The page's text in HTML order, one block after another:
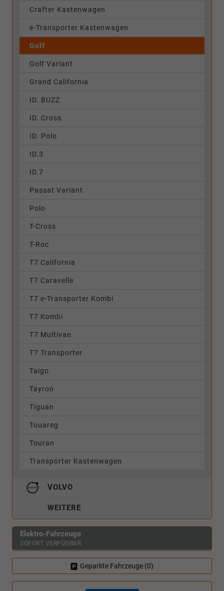
Crafter Kastenwagen
e-Transporter Kastenwagen
Golf
Golf Variant
Grand California
ID. BUZZ
ID. Cross
ID. Polo
ID.3
ID.7
Passat Variant
Polo
T-Cross
T-Roc
T7 California
T7 Caravelle
T7 e-Transporter Kombi
T7 Kombi
T7 Multivan
T7 Transporter
Taigo
Tayron
Tiguan
Touareg
Touran
Transporter Kastenwagen
VOLVO
WEITERE
Elektro-Fahrzeuge
SOFORT VERFÜGBAR
Geparkte Fahrzeuge (0)